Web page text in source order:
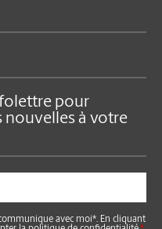
pour
nouvelles à votre
avec moi*. En cliquant